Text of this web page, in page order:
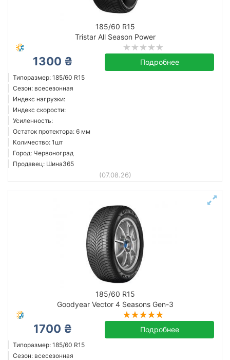
185/60 R15
Tristar All Season Power
1300 ₴ Подробнее
Типоразмер: 185/60 R15
Сезон: всесезонная
Индекс нагрузки:
Индекс скорости:
Усиленность:
Остаток протектора: 6 мм
Количество: 1шт
Город: Червоноград
Продавец: Шина365
(07.08.26)
185/60 R15
Goodyear Vector 4 Seasons Gen-3
1700 ₴ Подробнее
Типоразмер: 185/60 R15
Сезон: всесезонная